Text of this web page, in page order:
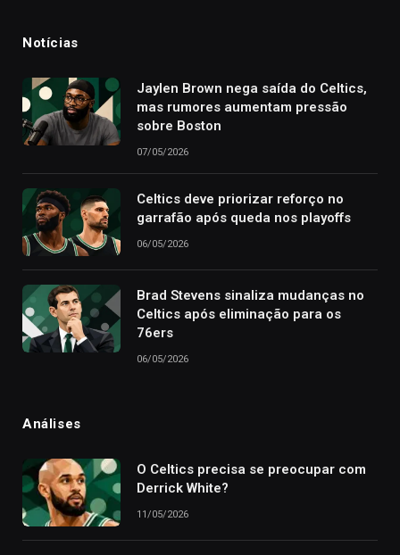
Notícias
Jaylen Brown nega saída do Celtics,
mas rumores aumentam pressão
sobre Boston
07/05/2026
Celtics deve priorizar reforço no
garrafão após queda nos playoffs
06/05/2026
Brad Stevens sinaliza mudanças no
Celtics após eliminação para os
76ers
06/05/2026
Análises
O Celtics precisa se preocupar com
Derrick White?
11/05/2026